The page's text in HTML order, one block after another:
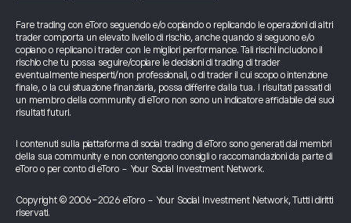
Fare trading con eToro seguendo e/o copiando o replicando le operazioni di altri
trader comporta un elevato livello di rischio, anche quando si seguono e/o
copiano o replicano i trader con le migliori performance. Tali rischi includono il
rischio che tu possa seguire/copiare le decisioni di trading di trader
eventualmente inesperti/non professionali, o di trader il cui scopo o intenzione
finale, o la cui situazione finanziaria, possa differire dalla tua. I risultati passati di
un membro della community di eToro non sono un indicatore affidabile dei suoi
risultati futuri.
I contenuti sulla piattaforma di social trading di eToro sono generati dai membri
della sua community e non contengono consigli o raccomandazioni da parte di
eToro o per conto di eToro - Your Social Investment Network.
Copyright © 2006-2026 eToro - Your Social Investment Network, Tutti i diritti
riservati.